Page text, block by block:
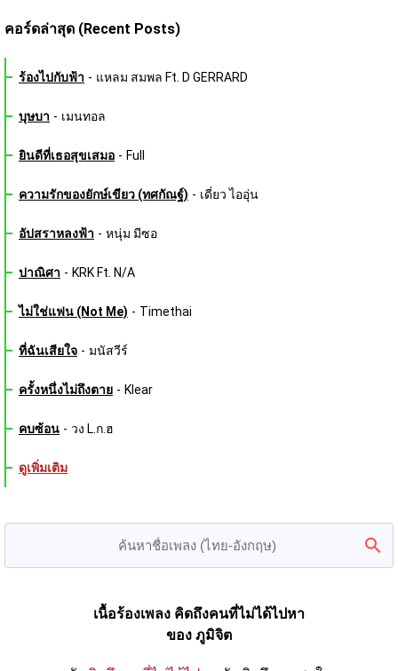
คอร์ดล่าสุด (Recent Posts)
ร้องไปกับฟ้า - แหลม สมพล Ft. D GERRARD
บุษบา - เมนทอล
ยินดีที่เธอสุขเสมอ - Full
ความรักของยักษ์เขียว (ทศกัณฐ์) - เดี่ยว ไออุ่น
อัปสราหลงฟ้า - หนุ่ม มีซอ
ปาณิศา - KRK Ft. N/A
ไม่ใช่แฟน (Not Me) - Timethai
ที่ฉันเสียใจ - มนัสวีร์
ครั้งหนึ่งไม่ถึงตาย - Klear
คบซ้อน - วง L.ก.ฮ
ดูเพิ่มเติม
เนื้อร้องเพลง คิดถึงคนที่ไม่ได้ไปหา
ของ ภูมิจิต